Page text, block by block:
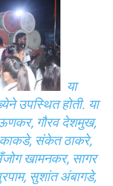
या
उपस्थित होती. या
गौरव देशमुख,
काकडे, संकेत ठाकरे,
खामनकर, सागर
सुशांत अंबागडे,